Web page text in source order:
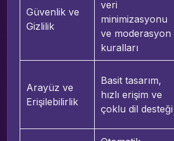
Güvenlik ve
Gizlilik
veri
minimizasyonu
ve moderasyon
kuralları
Arayüz ve
Erişilebilirlik
Basit tasarım,
hızlı erişim ve
çoklu dil desteği